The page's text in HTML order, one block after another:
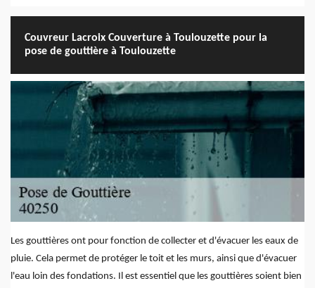
Couvreur Lacroix Couverture à Toulouzette pour la
pose de gouttière à Toulouzette
Les gouttières ont pour fonction de collecter et d'évacuer les eaux de
pluie. Cela permet de protéger le toit et les murs, ainsi que d'évacuer
l'eau loin des fondations. Il est essentiel que les gouttières soient bien